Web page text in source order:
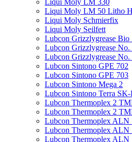
Liqui Moly LM 330
Liqui Moly LM 50 Litho
Liqui Moly Schmierfix
Liqui Moly Seilfett
Lubcon Grizzlygrease Bio
Lubcon Grizzlygrease No.
Lubcon Grizzlygrease No.
Lubcon Sintono GPE 702
Lubcon Sintono GPE 703
Lubcon Sintono Mega 2
Lubcon Sintono Terra
Lubcon Thermoplex 2
Lubcon Thermoplex 2
Lubcon Thermoplex ALN
Lubcon Thermoplex ALN
Lubcon Thermoplex ALN